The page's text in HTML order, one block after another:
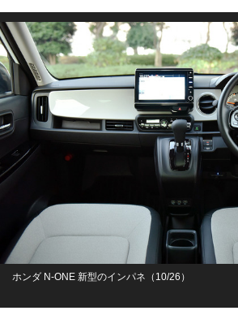
ホンダ N-ONE 新型のインパネ（10/26）